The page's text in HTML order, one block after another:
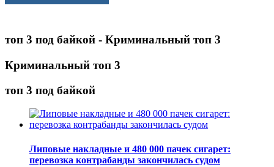
топ 3 под байкой - Криминальный топ 3
Криминальный топ 3
топ 3 под байкой
Липовые накладные и 480 000 пачек сигарет:
перевозка контрабанды закончилась судом